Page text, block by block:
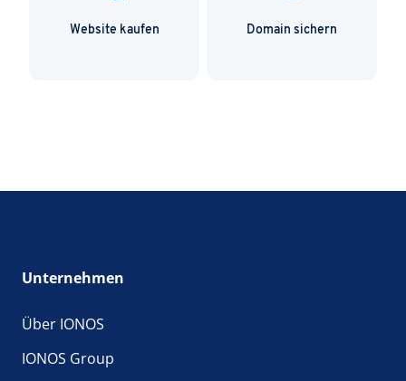
Website kaufen Domain sichern
Unternehmen
Über IONOS
IONOS Group